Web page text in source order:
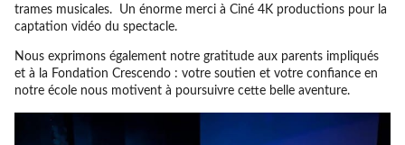
trames musicales. Un énorme merci à Ciné 4K productions pour la
captation vidéo du spectacle.
Nous exprimons également notre gratitude aux parents impliqués
et à la Fondation Crescendo : votre soutien et votre confiance en
notre école nous motivent à poursuivre cette belle aventure.